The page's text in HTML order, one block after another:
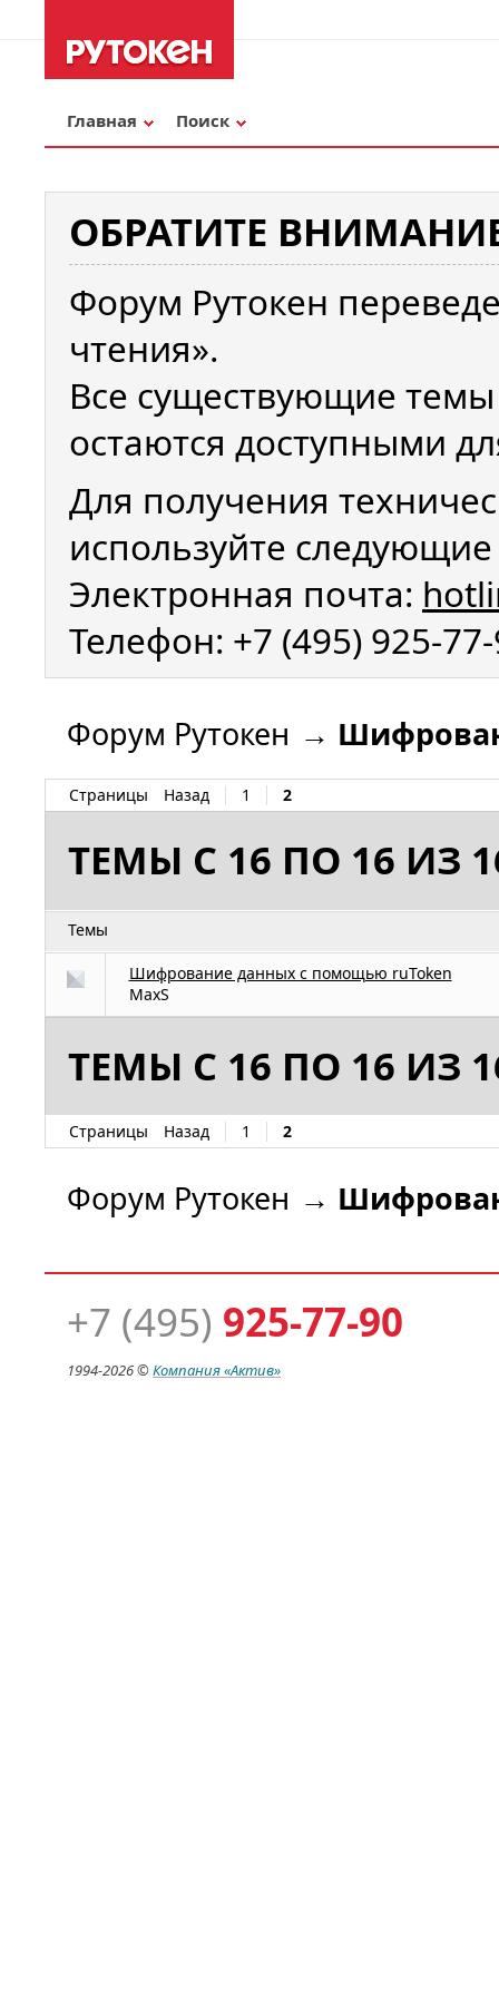
Главная Поиск
ОБРАТИТЕ
Форум Рутокен
чтения».
Все существующие
остаются доступными
Для получения
используйте
Электронная почта:
Телефон: +7 (495) 925-
Форум Рутокен →
Страницы Назад 1 2
ТЕМЫ С 16 ПО 16 ИЗ
Темы
Шифрование данных с помощью ruToken
MaxS
ТЕМЫ С 16 ПО 16 ИЗ
Страницы Назад 1 2
Форум Рутокен →
+7 (495) 925-77-90
1994-2026 ©Компания«Актив»